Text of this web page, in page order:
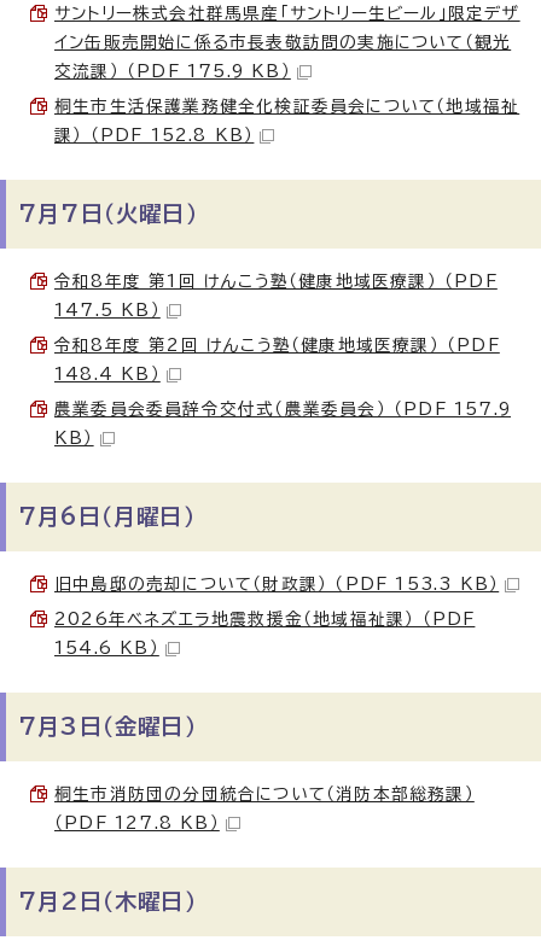
サントリー株式会社群馬県産「サントリー生ビール」限定デザ
イン缶販売開始に係る市長表敬訪問の実施について（観光
交流課） （PDF 175.9 KB）
桐生市生活保護業務健全化検証委員会について（地域福祉
課） （PDF 152.8 KB）
7月7日（火曜日）
令和8年度 第1回 けんこう塾（健康地域医療課） （PDF
147.5 KB）
令和8年度 第2回 けんこう塾（健康地域医療課） （PDF
148.4 KB）
農業委員会委員辞令交付式（農業委員会） （PDF 157.9
KB）
7月6日（月曜日）
旧中島邸の売却について（財政課） （PDF 153.3 KB）
2026年ベネズエラ地震救援金（地域福祉課） （PDF
154.6 KB）
7月3日（金曜日）
桐生市消防団の分団統合について（消防本部総務課）
（PDF 127.8 KB）
7月2日（木曜日）